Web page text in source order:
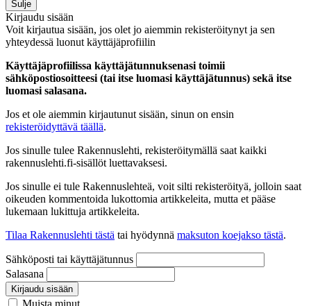
Sulje
Kirjaudu sisään
Voit kirjautua sisään, jos olet jo aiemmin rekisteröitynyt ja sen
yhteydessä luonut käyttäjäprofiilin
Käyttäjäprofiilissa käyttäjätunnuksenasi toimii
sähköpostiosoitteesi (tai itse luomasi käyttäjätunnus) sekä itse
luomasi salasana.
Jos et ole aiemmin kirjautunut sisään, sinun on ensin
rekisteröidyttävä täällä.
Jos sinulle tulee Rakennuslehti, rekisteröitymällä saat kaikki
rakennuslehti.fi-sisällöt luettavaksesi.
Jos sinulle ei tule Rakennuslehteä, voit silti rekisteröityä, jolloin saat
oikeuden kommentoida lukottomia artikkeleita, mutta et pääse
lukemaan lukittuja artikkeleita.
Tilaa Rakennuslehti tästä tai hyödynnä maksuton koejakso tästä.
Sähköposti tai käyttäjätunnus
Salasana
Kirjaudu sisään
Muista minut